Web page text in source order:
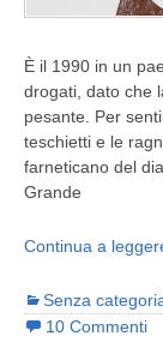
È il 1990 in un
drogati, dato che
pesante. Per
teschietti e le
farneticano del
Grande
Continua a
Senza
10 Commenti